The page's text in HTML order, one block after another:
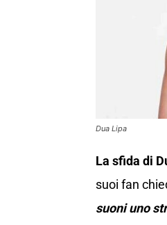
Dua Lipa
La sfida di
suoi fan
suoni uno